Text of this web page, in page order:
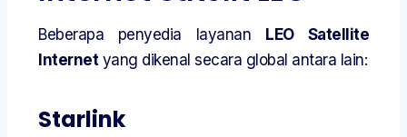
Beberapa penyedia layanan LEO Satellite
Internet yang dikenal secara global antara lain:
Starlink